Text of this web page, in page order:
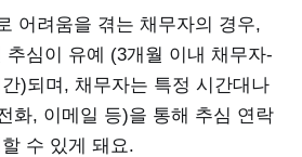
어려움을 겪는 채무자의 경우,
추심이 유예 (3개월 이내 채무자-
)되며, 채무자는 특정 시간대나
화, 이메일 등)을 통해 추심 연락
수 있게 돼요.